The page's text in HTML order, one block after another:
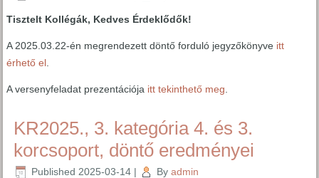
Tisztelt Kollégák, Kedves Érdeklődők!
A 2025.03.22-én megrendezett döntő forduló jegyzőkönyve itt
érhető el
A versenyfeladat prezentációja itt tekinthető meg
KR2025., 3. kategória 4. és 3.
korcsoport, döntő eredményei
Published 2025-03-14 | By admin